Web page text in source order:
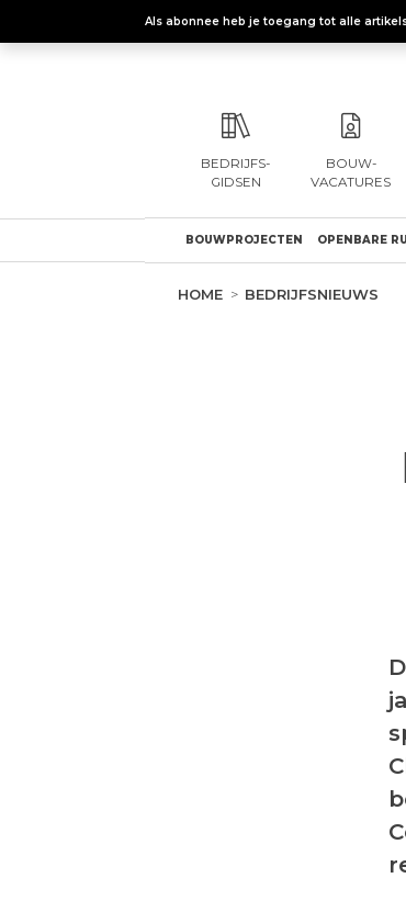
Als abonnee heb je toegang tot alle artikels
BEDRIJFS-
GIDSEN
BOUW-
VACATURES
BOUWPROJECTEN OPENBARE
HOME BEDRIJFSNIEUWS